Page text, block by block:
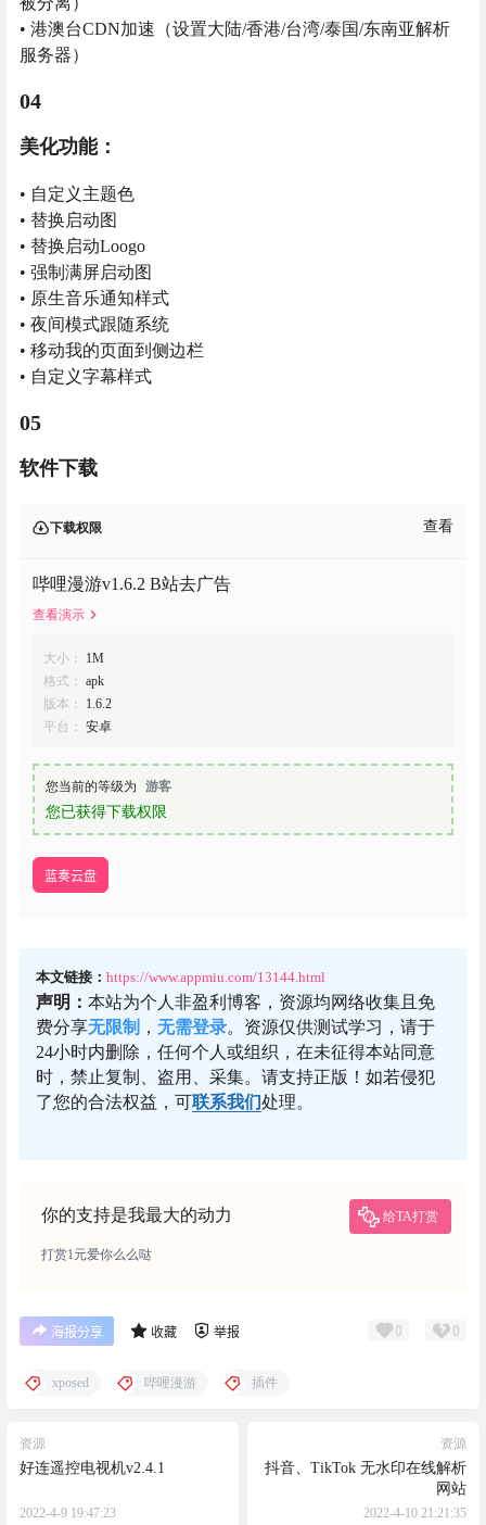
• 港澳台CDN加速（设置大陆/香港/台湾/泰国/东南亚解析
服务器）
04
美化功能：
• 自定义主题色
• 替换启动图
• 替换启动Loogo
• 强制满屏启动图
• 原生音乐通知样式
• 夜间模式跟随系统
• 移动我的页面到侧边栏
• 自定义字幕样式
05
软件下载
下载权限 查看
哔哩漫游v1.6.2 B站去广告
查看演示
大小：
1M
格式： apk
版本：
1.6.2
平台： 安卓
您当前的等级为 游客
您已获得下载权限
蓝奏云盘
本文链接： https://www.appmiu.com/13144.html
声明： 本站为个人非盈利博客，资源均网络收集且免
费分享无限制 ， 无需登录。资源仅供测试学习，请于
24小时内删除，任何个人或组织，在未征得本站同意
时，禁止复制、盗用、采集。请支持正版！如若侵犯
了您的合法权益，可联系我们处理。
你的支持是我最大的动力 给TA打赏
打赏1元爱你么么哒
海报分享 收藏 举报 0 0
xposed 哔哩漫游 插件
资源
好连遥控电视机v2.4.1
2022-4-9 19:47:23
资源
抖音、TikTok 无水印在线解析
网站
2022-4-10 21:21:35